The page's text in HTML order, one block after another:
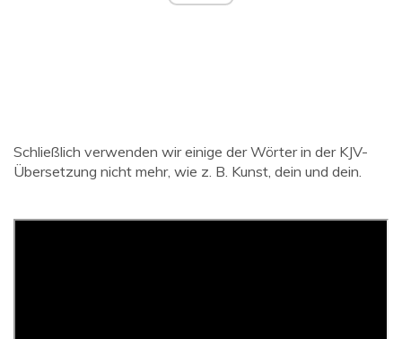
Schließlich verwenden wir einige der Wörter in der KJV-
Übersetzung nicht mehr, wie z. B. Kunst, dein und dein.